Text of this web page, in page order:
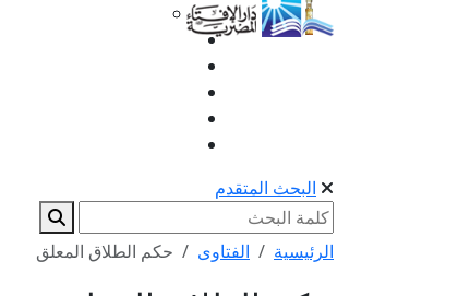
البحث المتقدم
الرئيسية الفتاوى حكم الطلاق المعلق